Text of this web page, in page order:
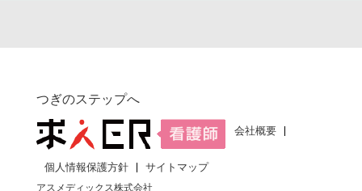
つぎのステップへ
会社概要
個人情報保護方針
サイトマップ
アスメディックス株式会社